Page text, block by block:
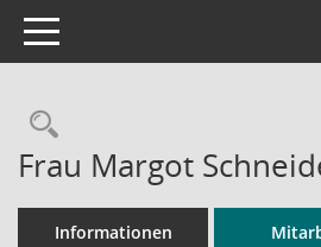
Toggle navigation
Rechercheauswahl
Frau Margot
Informationen